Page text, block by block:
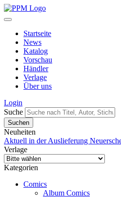
Startseite
News
Katalog
Vorschau
Händler
Verlage
Über uns
Login
Suche
Neuheiten
Aktuell in der Auslieferung
Verlage
Kategorien
Comics
Album Comics